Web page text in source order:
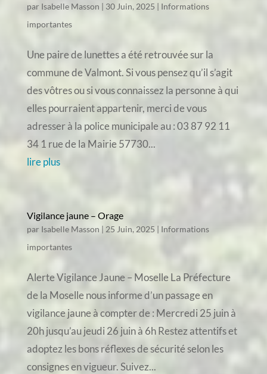
par Isabelle Masson | 30 Juin, 2025 | Informations
importantes
Une paire de lunettes a été retrouvée sur la
commune de Valmont. Si vous pensez qu’il s’agit
des vôtres ou si vous connaissez la personne à qui
elles pourraient appartenir, merci de vous
adresser à la police municipale au : 03 87 92 11
34 1 rue de la Mairie 57730...
lire plus
Vigilance jaune – Orage
par Isabelle Masson | 25 Juin, 2025 | Informations
importantes
Alerte Vigilance Jaune – Moselle La Préfecture
de la Moselle nous informe d’un passage en
vigilance jaune à compter de : Mercredi 25 juin à
20h jusqu’au jeudi 26 juin à 6h Restez attentifs et
adoptez les bons réflexes de sécurité selon les
consignes en vigueur. Suivez...